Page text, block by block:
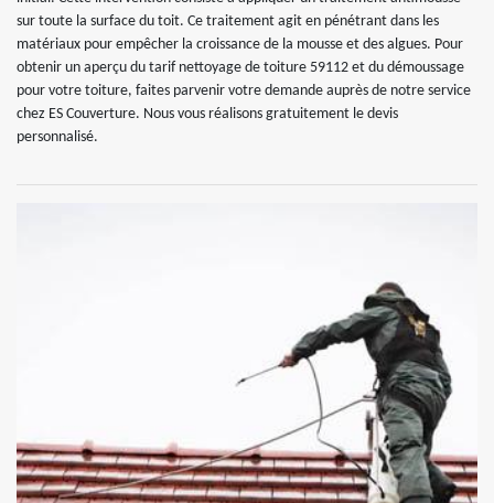
sur toute la surface du toit. Ce traitement agit en pénétrant dans les
matériaux pour empêcher la croissance de la mousse et des algues. Pour
obtenir un aperçu du tarif nettoyage de toiture 59112 et du démoussage
pour votre toiture, faites parvenir votre demande auprès de notre service
chez ES Couverture. Nous vous réalisons gratuitement le devis
personnalisé.